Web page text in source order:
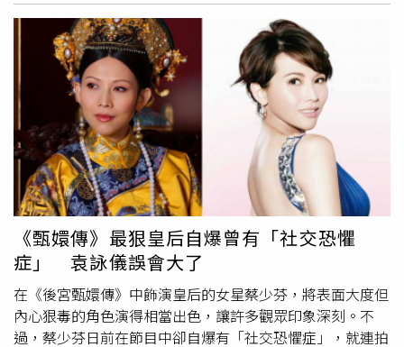
睡衣派對，並和姊妹淘聊起婚姻生活，指夫妻倆認識這麼多
年，卻從來不會談論雙方過往情史。 朱茵2012年和黃貫中
結婚，生下一個女兒。（圖／翻攝自微博）「我所有男朋
友，我老公都不想知道。」朱茵提到，自己有次心血來潮，
想跟黃貫中聊過去的男朋友，不料對方一聽立刻沉下臉，冷
回「妳還是不要跟我說。」一番話讓朱茵驚覺「他心裡面容
不下一點空間，有一條刺」，為了尊重對方感受，她自此之
後不再提起任何有關舊愛的話題，還主動把和前男友有關的
物品銷毀。據了解，演藝圈盛傳周星馳與朱茵在拍攝《大話
西遊》時假戲真做，曾交往3年，後來因為莫文蔚介入才分
手。雖然雙方從未正面承認戀情，但曾與周星馳合作《逃學
威龍》等多部電影的香港藝人黃一山先前接受訪問，證實星
爺和朱茵確實交往過。如今朱茵提到前男友相關話題，讓外
界不免聯想到星爺，再度引發討論。
《甄嬛傳》最狠皇后自爆曾有「社交恐懼
症」 袁詠儀誤會大了
在《後宮甄嬛傳》中飾演皇后的女星蔡少芬，將表面大度但
內心狠毒的角色演得相當出色，讓許多觀眾印象深刻。不
過，蔡少芬日前在節目中卻自爆有「社交恐懼症」，就連拍